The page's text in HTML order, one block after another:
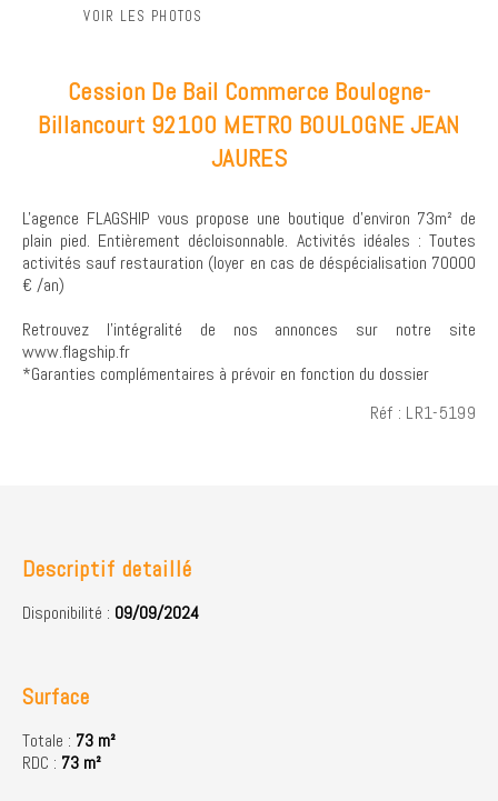
VOIR LES PHOTOS
Cession De Bail Commerce Boulogne-
Billancourt 92100 METRO BOULOGNE JEAN
JAURES
L'agence FLAGSHIP vous propose une boutique d'environ 73m² de
plain pied. Entièrement décloisonnable. Activités idéales : Toutes
activités sauf restauration (loyer en cas de déspécialisation 70000
€ /an)
Retrouvez l’intégralité de nos annonces sur notre site
www.flagship.fr
*Garanties complémentaires à prévoir en fonction du dossier
Réf : LR1-5199
Descriptif detaillé
Disponibilité : 09/09/2024
Surface
Totale : 73 m²
RDC : 73 m²